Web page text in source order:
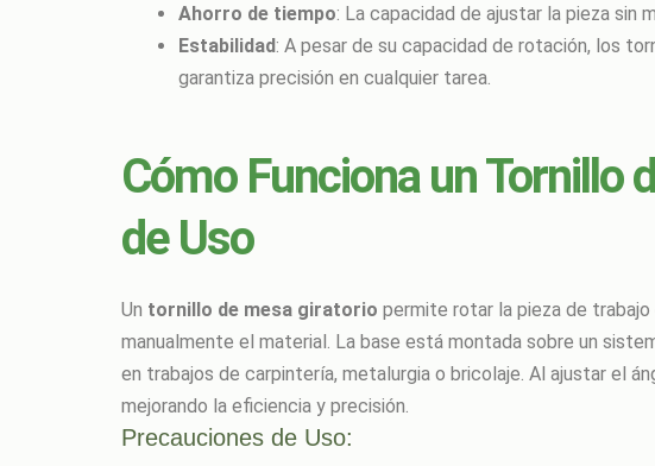
Ahorro de tiempo: La capacidad de ajustar la pieza sin
Estabilidad: A pesar de su capacidad de rotación, los
garantiza precisión en cualquier tarea.
Cómo Funciona un Tornillo
de Uso
Un tornillo de mesa giratorio permite rotar la pieza de trabajo
manualmente el material. La base está montada sobre un
en trabajos de carpintería, metalurgia o bricolaje. Al ajustar el
mejorando la eficiencia y precisión.
Precauciones de Uso: